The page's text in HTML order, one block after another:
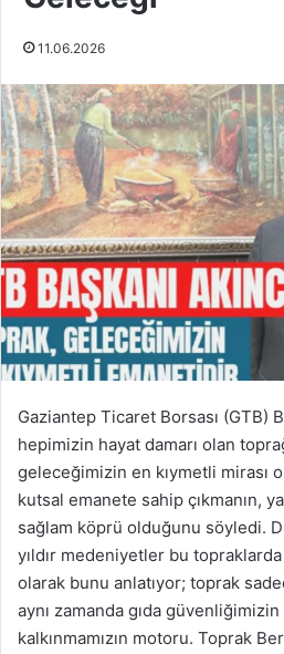
11.06.2026
Gaziantep Ticaret Borsası (GTB)
hepimizin hayat damarı olan
geleceğimizin en kıymetli mirası
kutsal emanete sahip çıkmanın,
sağlam köprü olduğunu söyledi.
yıldır medeniyetler bu topraklarda
olarak bunu anlatıyor; toprak
aynı zamanda gıda
kalkınmamızın motoru. Toprak